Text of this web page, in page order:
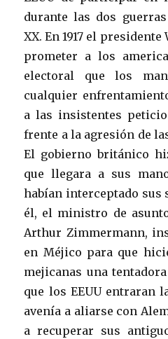
durante las dos
XX. En 1917 el
prometer a los
electoral que los
cualquier
a las insistentes
frente a la agresión de
El gobierno británico
que llegara a sus
habían interceptado sus
él, el ministro de
Arthur Zimmermann,
en Méjico para que
mejicanas una
que los EEUU entraran
avenía a aliarse con
a recuperar sus